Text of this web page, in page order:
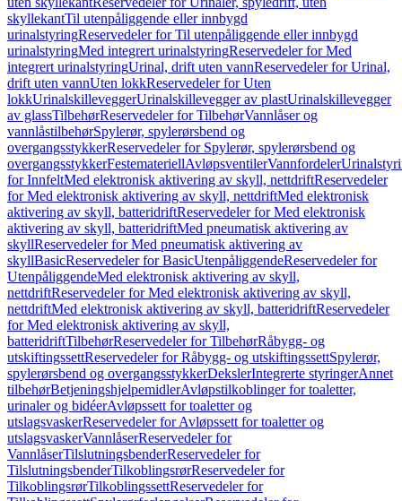
skyllekantTil utenpåliggende eller innbygd
urinalstyringReservedeler for Til utenpåliggende eller innbygd
urinalstyringMed integrert urinalstyringReservedeler for Med
integrert urinalstyringUrinal, drift uten vannReservedeler for Urinal,
drift uten vannUten lokkReservedeler for Uten
lokkUrinalskilleveggerUrinalskillevegger av plastUrinalskillevegger
av glassTilbehørReservedeler for TilbehørVannlåser og
vannlåstilbehørSpylerør, spylerørsbend og
overgangsstykkerReservedeler for Spylerør, spylerørsbend og
overgangsstykkerFestemateriellAvløpsventilerVannfordeler
for InnfeltMed elektronisk aktivering av skyll, nettdriftReservedeler
for Med elektronisk aktivering av skyll, nettdriftMed elektronisk
aktivering av skyll, batteridriftReservedeler for Med elektronisk
aktivering av skyll, batteridriftMed pneumatisk aktivering av
skyllReservedeler for Med pneumatisk aktivering av
skyllBasicReservedeler for BasicUtenpåliggendeReservedeler for
UtenpåliggendeMed elektronisk aktivering av skyll,
nettdriftReservedeler for Med elektronisk aktivering av skyll,
nettdriftMed elektronisk aktivering av skyll, batteridriftReservedeler
for Med elektronisk aktivering av skyll,
batteridriftTilbehørReservedeler for TilbehørRåbygg- og
utskiftingssettReservedeler for Råbygg- og utskiftingssettSpylerør,
spylerørsbend og overgangsstykkerDekslerIntegrerte styringerAnnet
tilbehørBetjeningshjelpemidlerAvløpstilkoblinger for toaletter,
urinaler og bidéerAvløpssett for toaletter og
utslagsvaskerReservedeler for Avløpssett for toaletter og
utslagsvaskerVannlåserReservedeler for
VannlåserTilslutningsbenderReservedeler for
TilslutningsbenderTilkoblingsrørReservedeler for
TilkoblingsrørTilkoblingssettReservedeler for